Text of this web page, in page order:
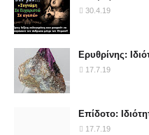
30.4.19
Ερυθρίνης:
17.7.19
Επίδοτο:
17.7.19